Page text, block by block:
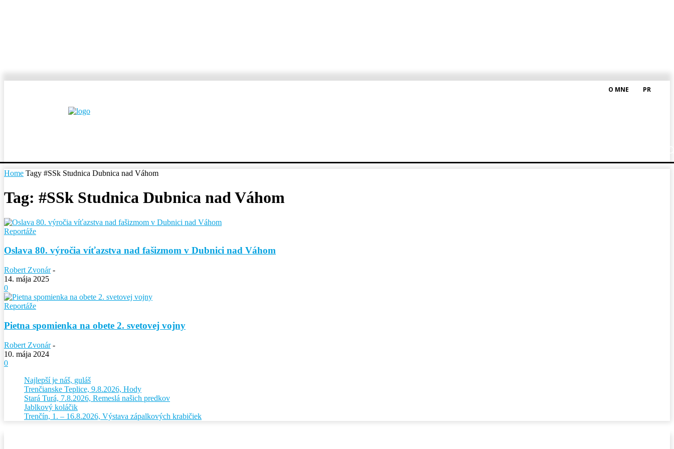
O MNE PR
Home Tagy #SSk Studnica Dubnica nad Váhom
Tag: #SSk Studnica Dubnica nad Váhom
Reportáže
Oslava 80. výročia víťazstva nad fašizmom v Dubnici nad Váhom
Robert Zvonár -
14. mája 2025
0
Reportáže
Pietna spomienka na obete 2. svetovej vojny
Robert Zvonár -
10. mája 2024
0
Najlepší je náš, guláš
Trenčianske Teplice, 9.8.2026, Hody
Stará Turá, 7.8.2026, Remeslá našich predkov
Jablkový koláčik
Trenčín, 1. – 16.8.2026, Výstava zápalkových krabičiek